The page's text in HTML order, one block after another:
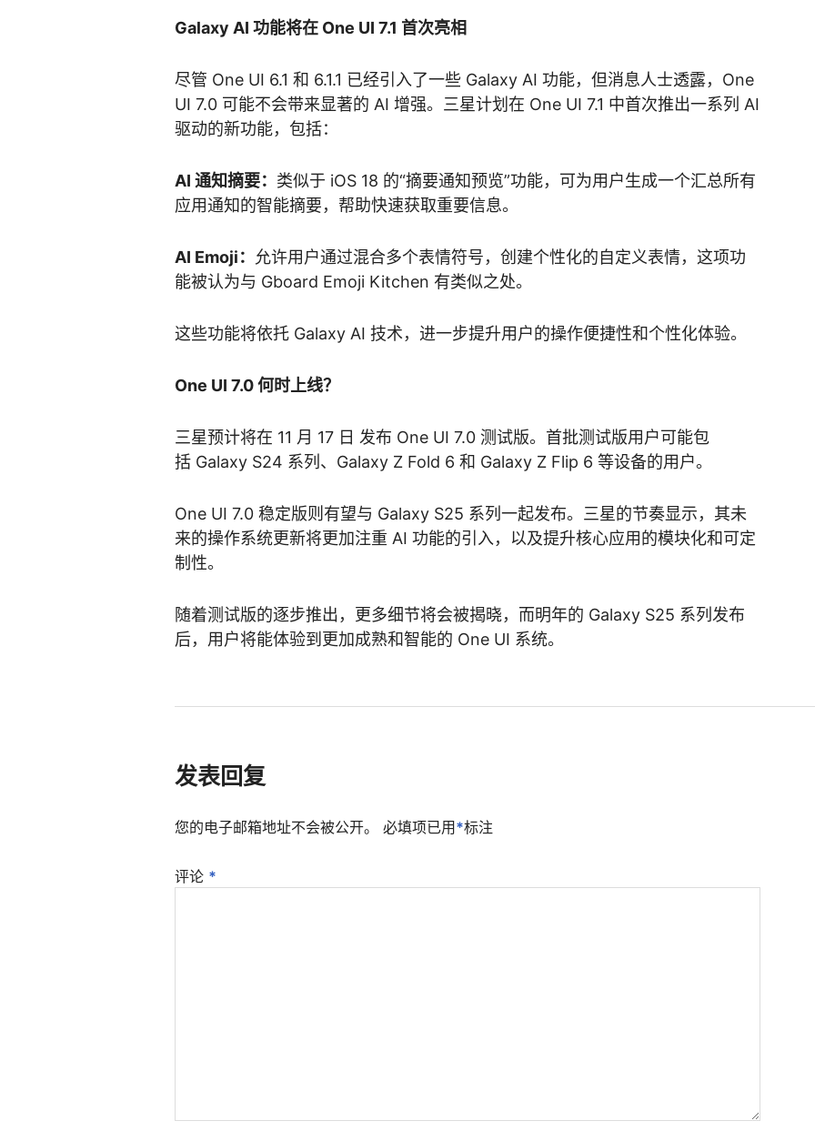
Galaxy AI 功能将在 One UI 7.1 首次亮相
尽管 One UI 6.1 和 6.1.1 已经引入了一些 Galaxy AI 功能，但消息人士透露，One
UI 7.0 可能不会带来显著的 AI 增强。三星计划在 One UI 7.1 中首次推出一系列 AI
驱动的新功能，包括：
AI 通知摘要： 类似于 iOS 18 的“摘要通知预览”功能，可为用户生成一个汇总所有
应用通知的智能摘要，帮助快速获取重要信息。
AI Emoji： 允许用户通过混合多个表情符号，创建个性化的自定义表情，这项功
能被认为与 Gboard Emoji Kitchen 有类似之处。
这些功能将依托 Galaxy AI 技术，进一步提升用户的操作便捷性和个性化体验。
One UI 7.0 何时上线？
三星预计将在 11 月 17 日 发布 One UI 7.0 测试版。首批测试版用户可能包
括 Galaxy S24 系列、Galaxy Z Fold 6 和 Galaxy Z Flip 6 等设备的用户。
One UI 7.0 稳定版则有望与 Galaxy S25 系列一起发布。三星的节奏显示，其未
来的操作系统更新将更加注重 AI 功能的引入，以及提升核心应用的模块化和可定
制性。​
随着测试版的逐步推出，更多细节将会被揭晓，而明年的 Galaxy S25 系列发布
后，用户将能体验到更加成熟和智能的 One UI 系统。
发表回复
您的电子邮箱地址不会被公开。 必填项已用*标注
评论 *